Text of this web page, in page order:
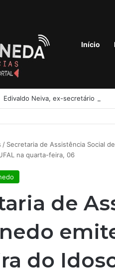
Início
Edivaldo Neiva, ex-secretário
/ Secretaria de Assistência Social
na quarta-feira, 06
de
do